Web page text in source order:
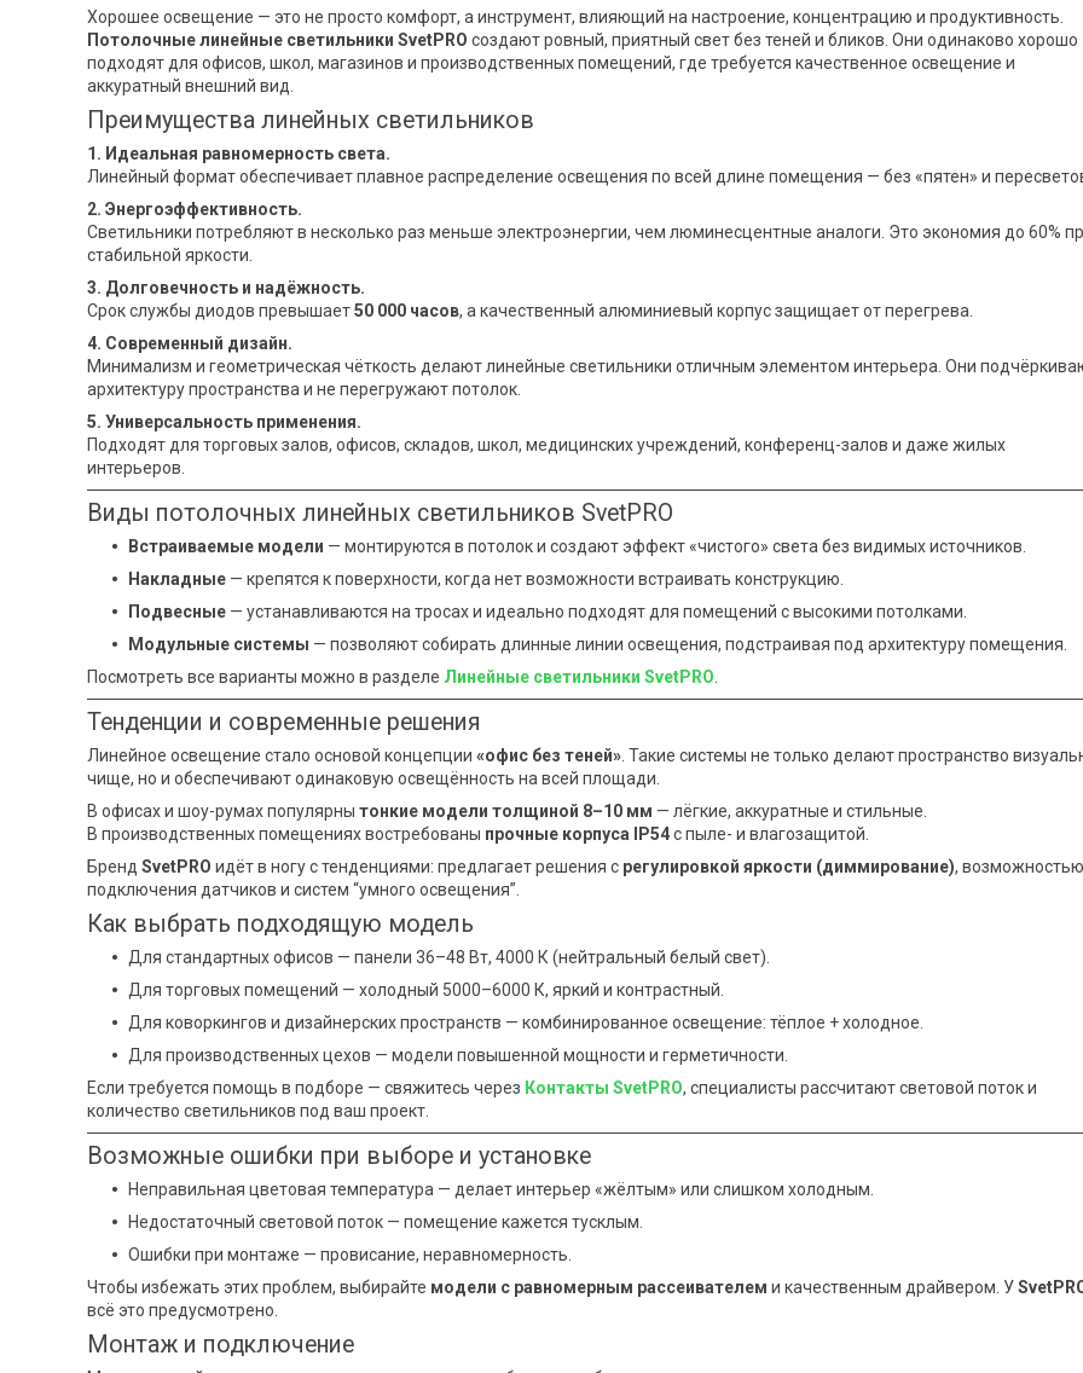
Хорошее освещение — это не просто комфорт, а инструмент, влияющий на настроение, концентрацию и продуктивность.
Потолочные линейные светильники SvetPRO создают ровный, приятный свет без теней и бликов. Они одинаково хорошо
подходят для офисов, школ, магазинов и производственных помещений, где требуется качественное освещение и
аккуратный внешний вид.
Преимущества линейных светильников
1. Идеальная равномерность света.
Линейный формат обеспечивает плавное распределение освещения по всей длине помещения — без «пятен» и
2. Энергоэффективность.
Светильники потребляют в несколько раз меньше электроэнергии, чем люминесцентные аналоги. Это экономия до 60%
стабильной яркости.
3. Долговечность и надёжность.
Срок службы диодов превышает50 000 часов, а качественный алюминиевый корпус защищает от перегрева.
4. Современный дизайн.
Минимализм и геометрическая чёткость делают линейные светильники отличным элементом интерьера. Они
архитектуру пространства и не перегружают потолок.
5. Универсальность применения.
Подходят для торговых залов, офисов, складов, школ, медицинских учреждений, конференц-залов и даже жилых
интерьеров.
Виды потолочных линейных светильников SvetPRO
Встраиваемые модели — монтируются в потолок и создают эффект «чистого» света без видимых источников.
Накладные — крепятся к поверхности, когда нет возможности встраивать конструкцию.
Подвесные — устанавливаются на тросах и идеально подходят для помещений с высокими потолками.
Модульные системы — позволяют собирать длинные линии освещения, подстраивая под архитектуру помещения.
Посмотреть все варианты можно в разделе Линейные светильники SvetPRO.
Тенденции и современные решения
Линейное освещение стало основой концепции «офис без теней» . Такие системы не только делают пространство
чище, но и обеспечивают одинаковую освещённость на всей площади.
В офисах и шоу-румах популярны тонкие модели толщиной 8–10 мм — лёгкие, аккуратные и стильные.
В производственных помещениях востребованы прочные корпуса IP54с пыле- и влагозащитой.
Бренд SvetPRO идёт в ногу с тенденциями: предлагает решения с регулировкой яркости (диммирование), возможностью
подключения датчиков и систем “умного освещения”.
Как выбрать подходящую модель
Для стандартных офисов — панели 36–48 Вт, 4000 К (нейтральный белый свет).
Для торговых помещений — холодный 5000–6000 К, яркий и контрастный.
Для коворкингов и дизайнерских пространств — комбинированное освещение: тёплое + холодное.
Для производственных цехов — модели повышенной мощности и герметичности.
Если требуется помощь в подборе — свяжитесь через Контакты SvetPRO, специалисты рассчитают световой поток и
количество светильников под ваш проект.
Возможные ошибки при выборе и установке
Неправильная цветовая температура — делает интерьер «жёлтым» или слишком холодным.
Недостаточный световой поток — помещение кажется тусклым.
Ошибки при монтаже — провисание, неравномерность.
Чтобы избежать этих проблем, выбирайте модели с равномерным рассеивателем и качественным драйвером. У
всё это предусмотрено.
Монтаж и подключение